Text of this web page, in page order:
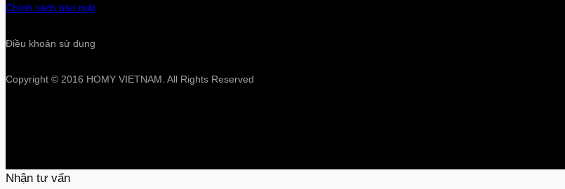
Chính sách bảo mật
Điều khoản sử dụng
Copyright © 2016 HOMY VIETNAM. All Rights Reserved
Nhận tư vấn